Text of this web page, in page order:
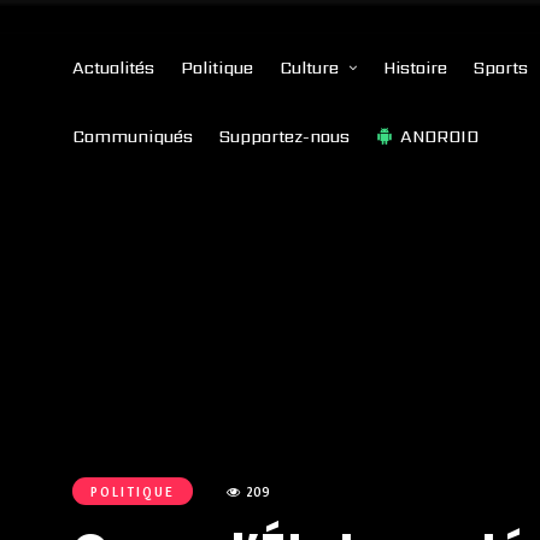
Actualités Politique Culture Histoire Sports
Communiqués Supportez-nous ANDROID
POLITIQUE 209